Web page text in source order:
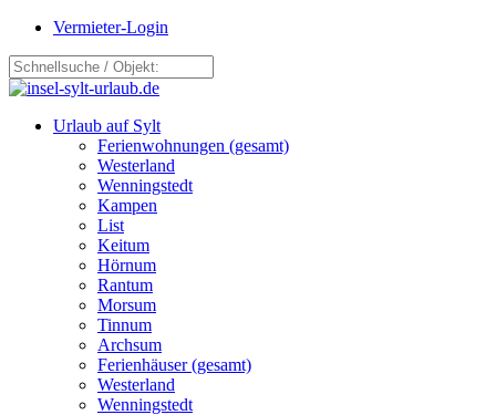
Vermieter-Login
Urlaub auf Sylt
Ferienwohnungen (gesamt)
Westerland
Wenningstedt
Kampen
List
Keitum
Hörnum
Rantum
Morsum
Tinnum
Archsum
Ferienhäuser (gesamt)
Westerland
Wenningstedt